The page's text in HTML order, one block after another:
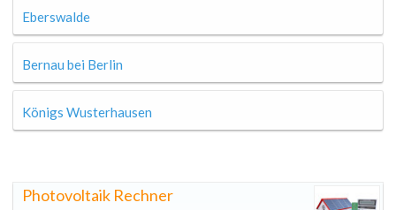
Eberswalde
Bernau bei Berlin
Königs Wusterhausen
Photovoltaik Rechner